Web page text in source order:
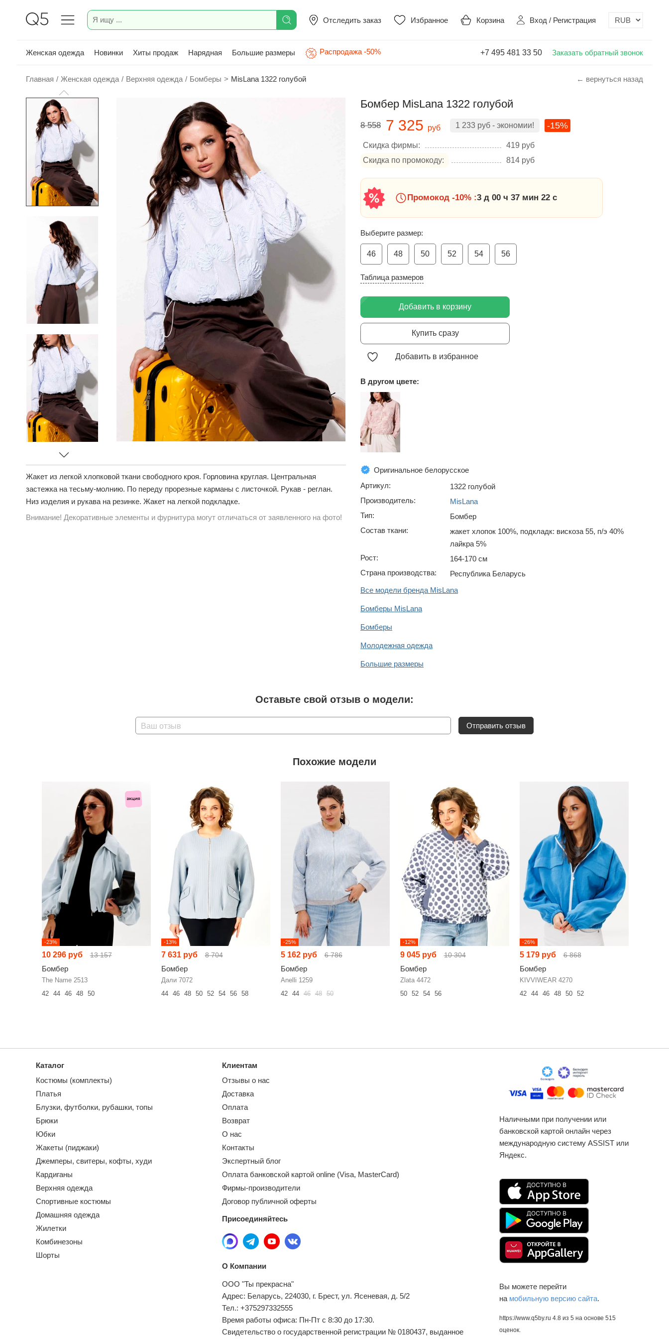
Отследить заказ Избранное Корзина Вход / Регистрация
Женская одежда Новинки Хиты продаж Нарядная Большие размеры Распродажа -50% +7 495 481 33 50 Заказать обратный звонок
Главная / Женская одежда / Верхняя одежда / Бомберы > MisLana 1322 голубой ← вернуться назад
Жакет из легкой хлопковой ткани свободного кроя. Горловина круглая. Центральная
застежка на тесьму-молнию. По переду прорезные карманы с листочкой. Рукав - реглан.
Низ изделия и рукава на резинке. Жакет на легкой подкладке.
Внимание! Декоративные элементы и фурнитура могут отличаться от заявленного на фото!
Бомбер MisLana 1322 голубой
8 558 7 325 руб 1 233 руб - экономии! -15%
Скидка фирмы: 419 руб
Скидка по промокоду:
814 руб
Промокод -10% :3 д 00 ч 37 мин 21 с
Выберите размер:
46 48 50 52 54 56
Таблица размеров
Добавить в корзину
Купить сразу
Добавить в избранное
В другом цвете:
Оригинальное белорусское
Артикул:
1322 голубой
Производитель:
MisLana
Тип:
Бомбер
Состав ткани:
жакет хлопок 100%, подкладк: вискоза 55, п/э 40%
лайкра 5%
Рост:
164-170 см
Страна производства:
Республика Беларусь
Все модели бренда MisLana
Бомберы MisLana
Бомберы
Молодежная одежда
Большие размеры
Оставьте свой отзыв о модели:
Ваш отзыв Отправить отзыв
Похожие модели
-23%
10 296 руб 13 157
Бомбер
The Name 2513
42
44 46 48 50
-13%
7 631 руб 8 704
Бомбер
Дали 7072
44
46 48 50 52 54 56 58
-25%
5 162 руб 6 786
Бомбер
Anelli 1259
42
44 46 48 50
-12%
9 045 руб 10 304
Бомбер
Zlata 4472
50
52 54 56
-26%
5 179 руб 6 868
Бомбер
KIVVIWEAR 4270
42
44 46 48 50 52
Каталог
Костюмы (комплекты)
Платья
Блузки, футболки, рубашки, топы
Брюки
Юбки
Жакеты (пиджаки)
Джемперы, свитеры, кофты, худи
Кардиганы
Верхняя одежда
Спортивные костюмы
Домашняя одежда
Жилетки
Комбинезоны
Шорты
Клиентам
Отзывы о нас
Доставка
Оплата
Возврат
О нас
Контакты
Экспертный блог
Оплата банковской картой online (Visa, MasterCard)
Фирмы-производители
Договор публичной оферты
Присоединяйтесь
О Компании
ООО "Ты прекрасна"
Адрес: Беларусь, 224030, г. Брест, ул. Ясеневая, д. 5/2
Тел.: +375297332555
Время работы офиса: Пн-Пт с 8:30 до 17:30.
Свидетельство о государственной регистрации № 0180437, выданное
Наличными при получении или
банковской картой онлайн через
международную систему ASSIST или
Яндекс.
Вы можете перейти
на мобильную версию сайта.
https://www.q5by.ru 4.8 из 5 на основе 515
оценок.